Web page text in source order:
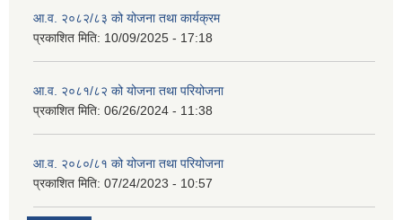
आ.व. २०८२/८३ को योजना तथा कार्यक्रम
प्रकाशित मिति: 10/09/2025 - 17:18
आ.व. २०८१/८२ को योजना तथा परियोजना
प्रकाशित मिति: 06/26/2024 - 11:38
आ.व. २०८०/८१ को योजना तथा परियोजना
प्रकाशित मिति: 07/24/2023 - 10:57